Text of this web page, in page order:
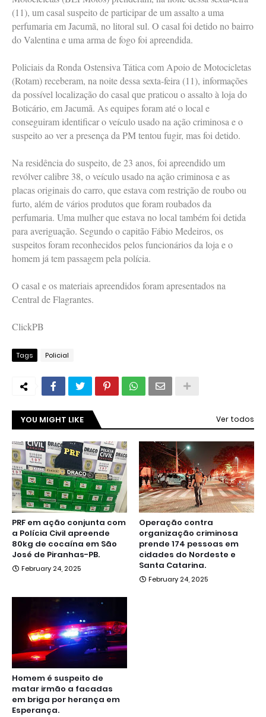
(11), um casal suspeito de participar de um assalto a uma
perfumaria em Jacumã, no litoral sul. O casal foi detido no bairro
do Valentina e uma arma de fogo foi apreendida.
Policiais da Ronda Ostensiva Tática com Apoio de Motocicletas
(Rotam) receberam, na noite dessa sexta-feira (11), informações
da possível localização do casal que praticou o assalto à loja do
Boticário, em Jacumã. As equipes foram até o local e
conseguiram identificar o veículo usado na ação criminosa e o
suspeito ao ver a presença da PM tentou fugir, mas foi detido.
Na residência do suspeito, de 23 anos, foi apreendido um
revólver calibre 38, o veículo usado na ação criminosa e as
placas originais do carro, que estava com restrição de roubo ou
furto, além de vários produtos que foram roubados da
perfumaria. Uma mulher que estava no local também foi detida
para averiguação. Segundo o capitão Fábio Medeiros, os
suspeitos foram reconhecidos pelos funcionários da loja e o
homem já tem passagem pela polícia.
O casal e os materiais apreendidos foram apresentados na
Central de Flagrantes.
ClickPB
Tags Policial
YOU MIGHT LIKE Ver todos
PRF em ação conjunta com
a Polícia Civil apreende
80kg de cocaína em São
José de Piranhas-PB.
February 24, 2025
Operação contra
organização criminosa
prende 174 pessoas em
cidades do Nordeste e
Santa Catarina.
February 24, 2025
Homem é suspeito de
matar irmão a facadas
em briga por herança em
Esperança.